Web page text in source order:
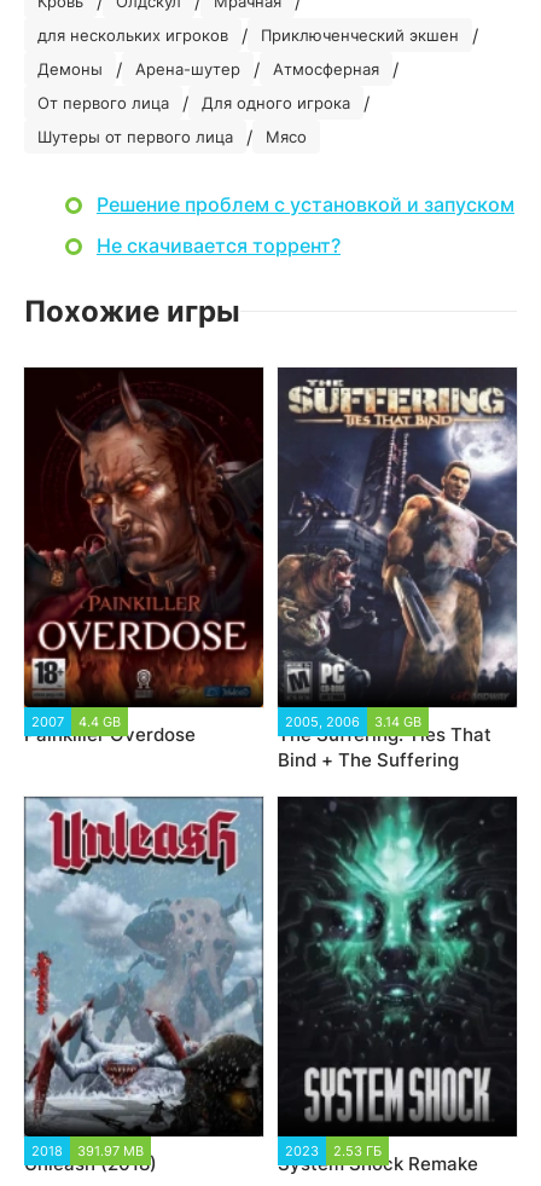
для нескольких игроков / Приключенческий экшен /
Демоны / Арена-шутер / Атмосферная /
От первого лица / Для одного игрока /
Шутеры от первого лица / Мясо
Решение проблем с установкой и запуском
Не скачивается торрент?
Похожие игры
2007 4.4 GB
Painkiller Overdose
2005, 2006 3.14 GB
The Suffering: Ties That
Bind + The Suffering
2018 391.97 MB
Unleash (2018)
2023 2.53 ГБ
System Shock Remake